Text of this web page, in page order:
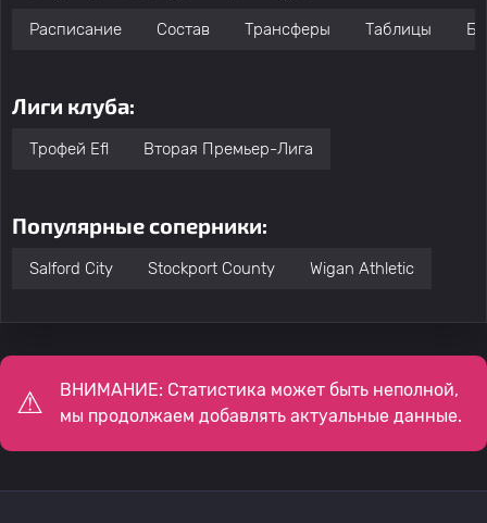
Расписание Состав Трансферы Таблицы
Лиги клуба:
Трофей Efl Вторая Премьер-Лига
Популярные соперники:
Salford City Stockport County Wigan Athletic
ВНИМАНИЕ: Статистика может быть неполной,
мы продолжаем добавлять актуальные данные.